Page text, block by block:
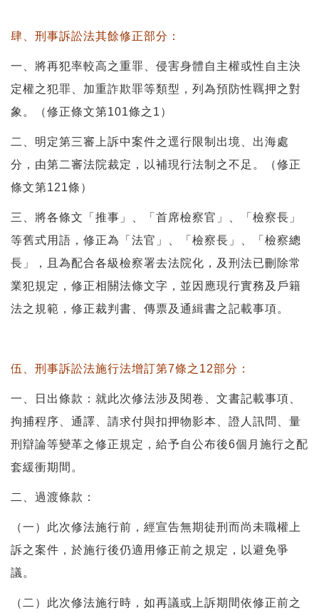
肆、刑事訴訟法其餘修正部分：
一、將再犯率較高之重罪、侵害身體自主權或性自主決
定權之犯罪、加重詐欺罪等類型，列為預防性羈押之對
象。（修正條文第101條之1）
二、明定第三審上訴中案件之逕行限制出境、出海處
分，由第二審法院裁定，以補現行法制之不足。（修正
條文第121條）
三、將各條文「推事」、「首席檢察官」、「檢察長」
等舊式用語，修正為「法官」、「檢察長」、「檢察總
長」，且為配合各級檢察署去法院化，及刑法已刪除常
業犯規定，修正相關法條文字，並因應現行實務及戶籍
法之規範，修正裁判書、傳票及通緝書之記載事項。
伍、刑事訴訟法施行法增訂第7條之12部分：
一、日出條款：就此次修法涉及閱卷、文書記載事項、
拘捕程序、通譯、請求付與扣押物影本、證人訊問、量
刑辯論等變革之修正規定，給予自公布後6個月施行之配
套緩衝期間。
二、過渡條款：
（一）此次修法施行前，經宣告無期徒刑而尚未職權上
訴之案件，於施行後仍適用修正前之規定，以避免爭
議。
（二）此次修法施行時，如再議或上訴期間依修正前之